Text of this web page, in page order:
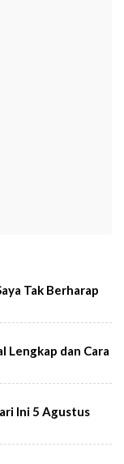
Tak Berharap
Lengkap dan Cara
Ini 5 Agustus